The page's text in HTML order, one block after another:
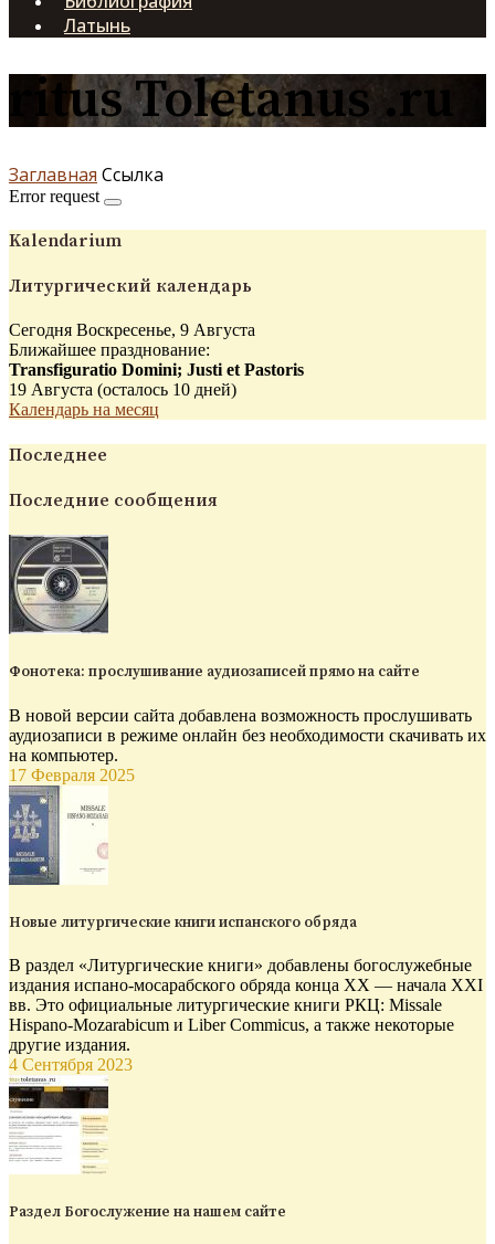
Латынь
ritus Toletanus .ru
Заглавная Ссылка
Error request
Kalendarium
Литургический календарь
Сегодня Воскресенье, 9 Августа
Ближайшее празднование:
Transfiguratio Domini; Justi et Pastoris
19 Августа (осталось 10 дней)
Календарь на месяц
Последнее
Последние сообщения
Фонотека: прослушивание аудиозаписей прямо на сайте
В новой версии сайта добавлена возможность прослушивать
аудиозаписи в режиме онлайн без необходимости скачивать их
на компьютер.
17 Февраля 2025
Новые литургические книги испанского обряда
В раздел «Литургические книги» добавлены богослужебные
издания испано-мосарабского обряда конца XX — начала XXI
вв. Это официальные литургические книги РКЦ: Missale
Hispano-Mozarabicum и Liber Commicus, а также некоторые
другие издания.
4 Сентября 2023
Раздел Богослужение на нашем сайте